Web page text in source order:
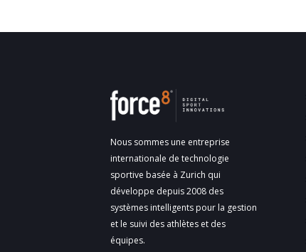
Nous sommes une entreprise
internationale de technologie
sportive basée à Zurich qui
développe depuis 2008 des
systèmes intelligents pour la gestion
et le suivi des athlètes et des
équipes.